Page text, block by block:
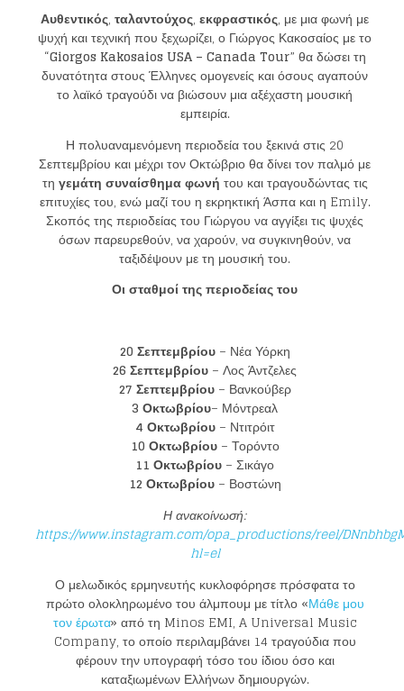
Αυθεντικός,ταλαντούχος,εκφραστικός, με μια φωνή με
ψυχή και τεχνική που ξεχωρίζει, ο Γιώργος Κακοσαίος με το
“Giorgos Kakosaios USA– Canada Tour” θα δώσει τη
δυνατότητα στους Έλληνες ομογενείς και όσους αγαπούν
το λαϊκό τραγούδι να βιώσουν μια αξέχαστη μουσική
εμπειρία.
Η πολυαναμενόμενη περιοδεία του ξεκινά στις 20
Σεπτεμβρίου και μέχρι τον Οκτώβριο θα δίνει τον παλμό με
τη γεμάτη συναίσθημα φωνή του και τραγουδώντας τις
επιτυχίες του, ενώ μαζί του η εκρηκτική Άσπα και η Emily.
Σκοπός της περιοδείας του Γιώργου να αγγίξει τις ψυχές
όσων παρευρεθούν, να χαρούν, να συγκινηθούν, να
ταξιδέψουν με τη μουσική του.
Οι σταθμοί της περιοδείας του
20 Σεπτεμβρίου– Νέα Υόρκη
26 Σεπτεμβρίου – Λος Άντζελες
27 Σεπτεμβρίου– Βανκούβερ
3Οκτωβρίου– Μόντρεαλ
4 Οκτωβρίου– Ντιτρόιτ
10 Οκτωβρίου– Τορόντο
11 Οκτωβρίου – Σικάγο
12 Οκτωβρίου – Βοστώνη
Η ανακοίνωσή:
https://www.instagram.com/opa_productions/reel/
hl=el
Ο μελωδικός ερμηνευτής κυκλοφόρησε πρόσφατα το
πρώτο ολοκληρωμένο του άλμπουμ με τίτλο «Μάθε μου
τον έρωτα» από τη Minos EMI, A Universal Music
Company, το οποίο περιλαμβάνει 14 τραγούδια που
φέρουν την υπογραφή τόσο του ίδιου όσο και
καταξιωμένων Ελλήνων δημιουργών.
Loading your form, please wait...